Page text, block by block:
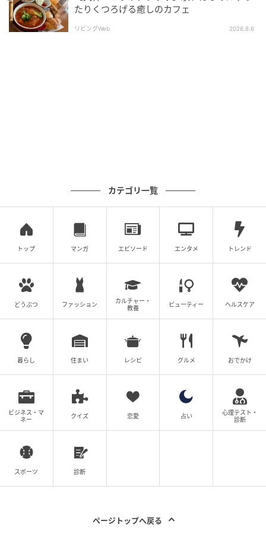
ストレートプレス
サウナ動線に配慮したシャワースペース[/caption]
さらに、サウナ利用後の動線にもこだわり、サウナ
室、水風呂、シャワー、洗面スペースを蔵の中に集
約。
[caption id="attachment_1654130"
align="aligncenter" width="600"]
たりくつろげる癒しのカフェ
リビングWeb 2026.8.6
カテゴリ一覧
トップ マンガ エピソード エンタメ トレンド
どうぶつ ファッション
カルチャー・
教養
ビューティー ヘルスケア
暮らし 住まい レシピ グルメ おでかけ
ビジネス・マ
ネー
クイズ 恋愛 占い
心理テスト・
診断
スポーツ 診断
ページトップへ戻る